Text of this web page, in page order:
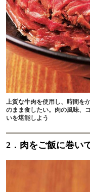
上質な牛肉を使用し、時間を
のまま食したい。肉の風味、
いを堪能しよう
2．肉をご飯に巻い